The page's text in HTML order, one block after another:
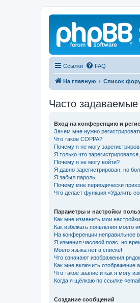
Ссылки FAQ
На главную Список
Часто
Вход на конференцию и
Зачем мне нужно
Что такое COPPA?
Почему я не могу
Я только что
Почему я не могу войти?
Я давно зарегистрирован, но
Я забыл пароль!
Почему мне периодически
Что делает функция «Удалить
Параметры и настройки
Как мне изменить мои
Как избежать появления моего
На конференции неправильное
Я изменил часовой пояс, но
Моего языка нет в списке!
Что означают изображения
Как мне включить отображение
Что такое звание и как я могу
Когда я щёлкаю по ссылке
Создание сообщений